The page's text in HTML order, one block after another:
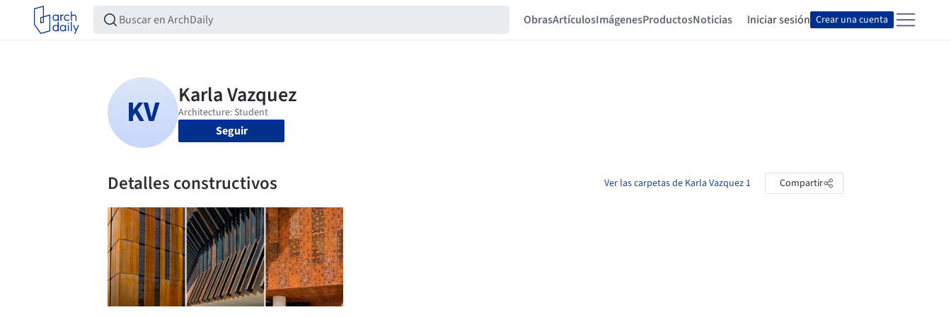
ObrasArtículosImágenesProductosNoticias Iniciar sesión Crear una cuenta
Seguir
Detalles constructivos Ver las carpetas de Karla Vazquez 1 Compartir